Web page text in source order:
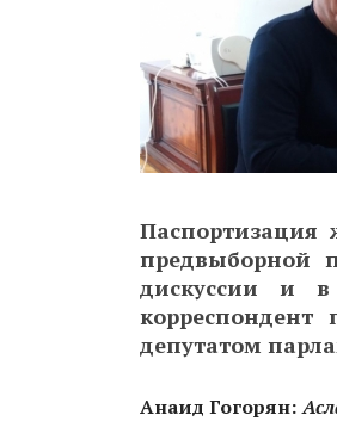
Паспортизация
предвыборной
дискуссии и
депутатом
Анаид Гогорян: